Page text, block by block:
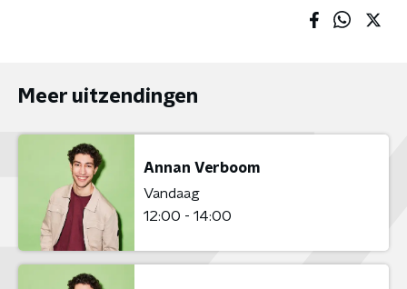
Meer uitzendingen
Annan Verboom
Vandaag
12:00 - 14:00